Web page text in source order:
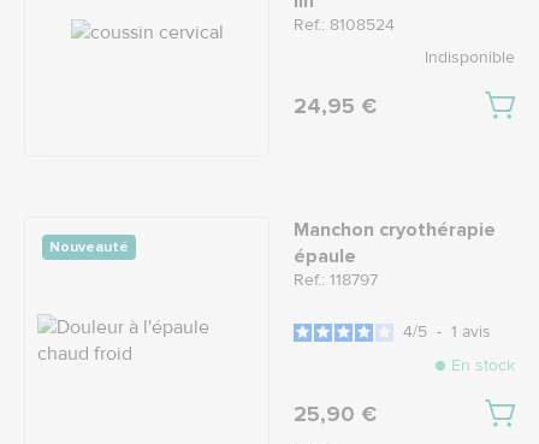
Ref.: 8108524
Indisponible
24,95 €
Nouveauté
Manchon cryothérapie
épaule
Ref.: 118797
4/5 - 1 avis
En stock
25,90 €